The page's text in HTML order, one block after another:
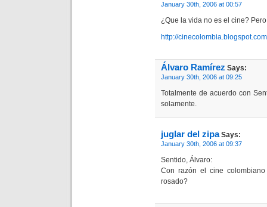
January 30th, 2006 at 00:57
¿Que la vida no es el cine?
http://
Álvaro Ramírez Says:
January 30th, 2006 at 09:25
Totalmente de acuerdo con
solamente.
juglar del zipaSays:
January 30th, 2006 at 09:37
Sentido, Álvaro:
Con razón el cine
rosado?